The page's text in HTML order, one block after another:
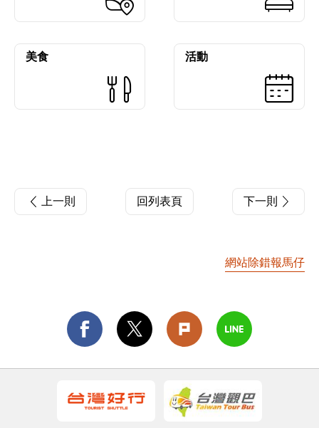
美食 活動
上一則 回列表頁 下一則
網站除錯報馬仔